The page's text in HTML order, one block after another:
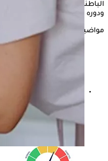
الباطنة والغدد الصماء
ودوره في علاج مرضى السكري.
مواضيع ذات صلة
الصحة تستعين بخبرات
بالسكري والسمنة